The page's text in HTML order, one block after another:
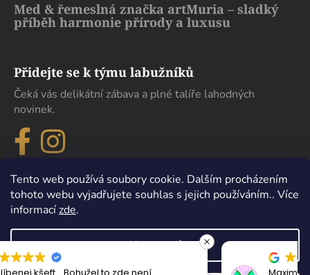
Tento web používá soubory cookie. Dalším procházením
tohoto webu vyjadřujete souhlas s jejich používáním.. Více
informacízde.
Nastavení
Med & řemeslná značka artMuria – sladký
příběh harmonie přírody a luxusu
Přidejte se k týmu labužníků
Čeká vás delikátní zábava a plné talíře lahodných
novinek.